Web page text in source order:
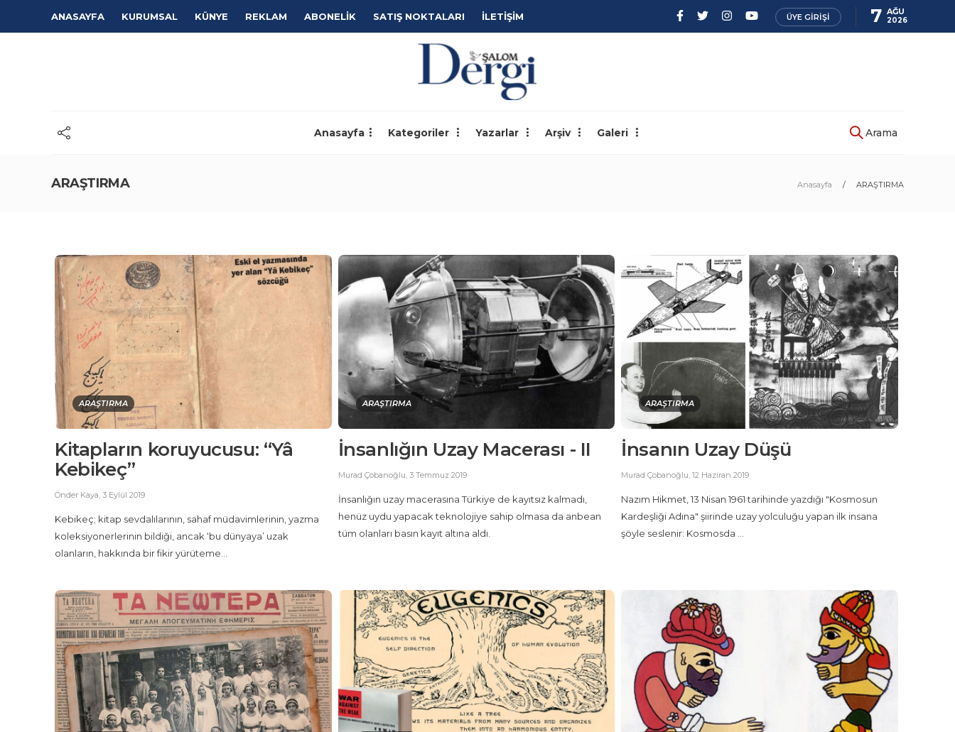
ANASAYFA KURUMSAL KÜNYE REKLAM ABONELİK SATIŞ NOKTALARI İLETİŞİM ÜYE GIRIŞI 7 AĞU
2026
Anasayfa Kategoriler Yazarlar Arşiv Galeri Arama
ARAŞTIRMA Anasayfa ARAŞTIRMA
ARAŞTIRMA
Kitapların koruyucusu: “Yâ
Kebikeç”
Önder Kaya, 3 Eylül 2019
Kebikeç; kitap sevdalılarının, sahaf müdavimlerinin, yazma
koleksiyonerlerinin bildiği, ancak ‘bu dünyaya’ uzak
olanların, hakkında bir fikir yürüteme...
ARAŞTIRMA
İnsanlığın Uzay Macerası - II
Murad Çobanoğlu, 3 Temmuz 2019
İnsanlığın uzay macerasına Türkiye de kayıtsız kalmadı,
henüz uydu yapacak teknolojiye sahip olmasa da anbean
tüm olanları basın kayıt altına aldı.
ARAŞTIRMA
İnsanın Uzay Düşü
Murad Çobanoğlu,12 Haziran 2019
Nazım Hikmet, 13 Nisan 1961 tarihinde yazdığı "Kosmosun
Kardeşliği Adına" şiirinde uzay yolculuğu yapan ilk insana
şöyle seslenir: Kosmosda ...